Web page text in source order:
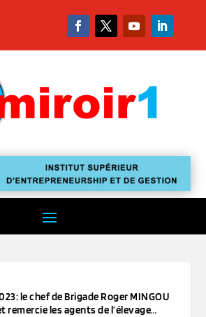
le chef de Brigade Roger MINGOU
remercie les agents de l’élevage…